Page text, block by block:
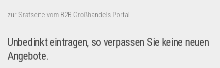
zur Sratseite vom B2B Großhandels Portal
Unbedinkt eintragen, so verpassen Sie keine neuen
Angebote.